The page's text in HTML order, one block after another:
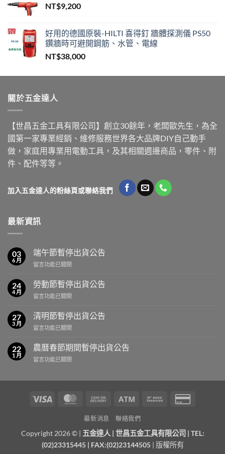
NT$9,200
好用的德國原裝-HILTI 喜得釘 牆體探測儀 PS50
鑽牆時可避開鋼筋、水管、電線
NT$38,000
關於五金達人
【世昌五金工具有限公司】創立30餘年，老闆歐先生，為全
國第一家專業經銷、維修服務世界各大品牌DIY自己動手
做，家庭用專業用電動工具，及其相關週邊商品，零件、附
件、配件等等。
加入五金達人的粉絲頁或聯絡我們
最新資訊
03
6 月
端午節暫停出貨公告
在
午
節
暫
出
貨
公
中
留言功能已關閉
24
4 月
勞動節暫停出貨公告
在
動
節
暫
出
貨
公
中
留言功能已關閉
27
3 月
清明節暫停出貨公告
在
明
節
暫
公
告〉
留言功能已關閉
22
1 月
農曆春節期間暫停出貨公告
在
期
出
留言功能已關閉
Visa MasterCardCash
Delivery
Atm
Bank
最新消息 聯絡我們
Copyright 2026 © | 五金達人 | 世昌五金工具有限公司 | TEL:
(02)23315445 | FAX:(02)23144505| 版權所有